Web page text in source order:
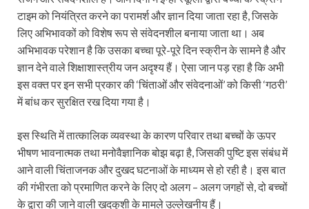
टाइम को नियंत्रित करने का परामर्श और ज्ञान दिया जाता रहा है, जिसके
लिए अभिभावकों को विशेष रूप से संवेदनशील बनाया जाता था। अब
अभिभावक परेशान है कि उसका बच्चा पूरे-पूरे दिन स्क्रीन के सामने है और
ज्ञान देने वाले शिक्षाशास्त्रीय जन अदृश्य हैं। ऐसा जान पड़ रहा है कि अभी
इस वक्त पर इन सभी प्रकार की ‘चिंताओं और संवेदनाओं’ को किसी ‘गठरी’
में बांध कर सुरक्षित रख दिया गया है।
इस स्थिति में तात्कालिक व्यवस्था के कारण परिवार तथा बच्चों के ऊपर
भीषण भावनात्मक तथा मनोवैज्ञानिक बोझ बढ़ा है, जिसकी पुष्टि इस संबंध में
आने वाली चिंताजनक और दुखद घटनाओं के माध्यम से हो रही है। इस बात
की गंभीरता को प्रमाणित करने के लिए दो अलग – अलग जगहों से, दो बच्चों
के द्वारा की जाने वाली ख़ुदकुशी के मामले उल्लेखनीय हैं।